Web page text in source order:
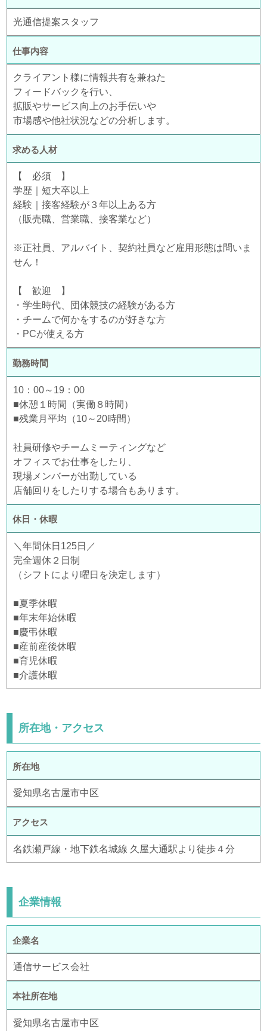
光通信提案スタッフ
仕事内容
クライアント様に情報共有を兼ねた
フィードバックを行い、
拡販やサービス向上のお手伝いや
市場感や他社状況などの分析します。
求める人材
【 必須 】
学歴｜短大卒以上
経験｜接客経験が３年以上ある方
（販売職、営業職、接客業など）
※正社員、アルバイト、契約社員など雇用形態は問いま
せん！
【 歓迎 】
・学生時代、団体競技の経験がある方
・チームで何かをするのが好きな方
・PCが使える方
勤務時間
10：00～19：00
■休憩１時間（実働８時間）
■残業月平均（10～20時間）
社員研修やチームミーティングなど
オフィスでお仕事をしたり、
現場メンバーが出勤している
店舗回りをしたりする場合もあります。
休日・休暇
＼年間休日125日／
完全週休２日制
（シフトにより曜日を決定します）
■夏季休暇
■年末年始休暇
■慶弔休暇
■産前産後休暇
■育児休暇
■介護休暇
所在地・アクセス
所在地
愛知県名古屋市中区
アクセス
名鉄瀬戸線・地下鉄名城線 久屋大通駅より徒歩４分
企業情報
企業名
通信サービス会社
本社所在地
愛知県名古屋市中区